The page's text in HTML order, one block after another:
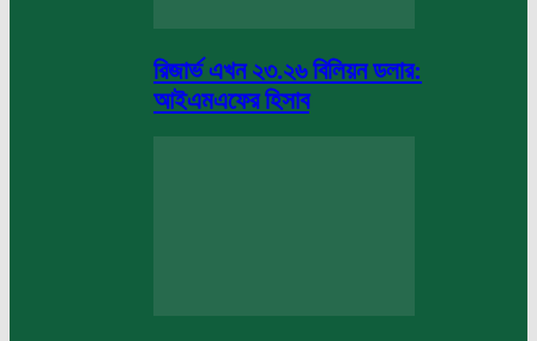
রিজার্ভ এখন ২৩.২৬ বিলিয়ন ডলার:
আইএমএফের হিসাব